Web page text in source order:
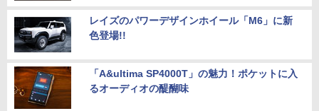
レイズのパワーデザインホイール「M6」に新
色登場!!
「A&ultima SP4000T」の魅力！ポケットに入
るオーディオの醍醐味